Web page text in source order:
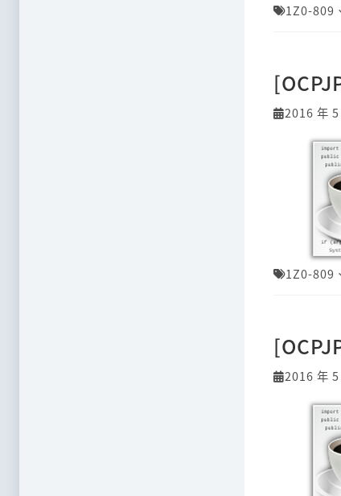
1Z0-809 、
2016 年
1Z0-809 、
2016 年